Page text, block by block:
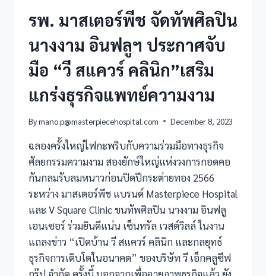
รพ. มาสเตอร์พีช จัดทัพศิลปิน
นางงาม อินฟลูฯ ประกาศจับ
มือ “วี สแควร์ คลินิก”เสริม
แกร่งธุรกิจแพทย์ความงาม
Bymano.p@masterpiecehospital.com December 8, 2023
ฉลองครั้งใหญ่ไฟกะพริบกับความร่วมมือทางธุรกิจ
ศัลยกรรมความงาม สองยักษ์ใหญ่แห่งวงการกอดคอ
กันกลมรับลมหนาวก่อนปิดปีกระต่ายทอง 2566
ระหว่าง มาสเตอร์พีช แบรนด์ Masterpiece Hospital
และ V Square Clinic ขนทัพศิลปิน นางงาม อินฟลู
เอนเซอร์ ร่วมยินดีแน่น เซ็นทรัล เวสต์วิลล์ ในงาน
แถลงข่าว “เปิดบ้าน วี สแควร์ คลินิก และกลยุทธ์
ธุรกิจการเติบโตในอนาคต” ของบริษัท วี เอ็กคลูซีฟ